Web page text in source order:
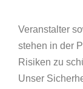
Veranstalter
stehen in der
Risiken zu
Unser